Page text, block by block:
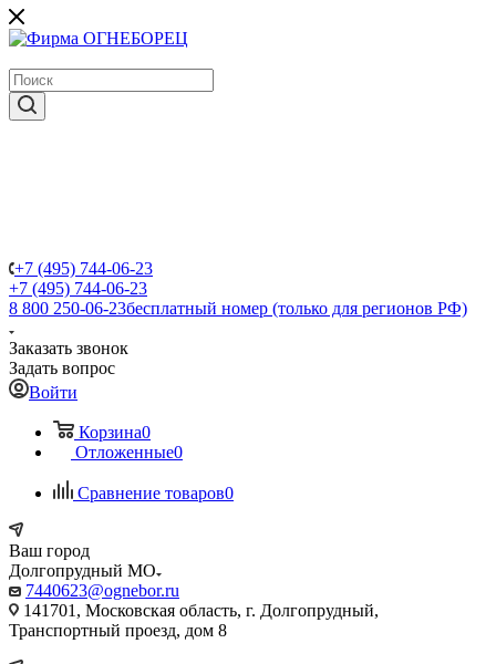
+7 (495) 744-06-23
+7 (495) 744-06-23
8 800 250-06-23бесплатный номер (только для регионов РФ)
Заказать звонок
Задать вопрос
Войти
Корзина0
Отложенные0
Сравнение товаров0
Ваш город
Долгопрудный МО
7440623@ognebor.ru
141701, Московская область, г. Долгопрудный,
Транспортный проезд, дом 8